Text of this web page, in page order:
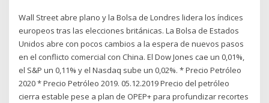
Wall Street abre plano y la Bolsa de Londres lidera los índices
europeos tras las elecciones británicas. La Bolsa de Estados
Unidos abre con pocos cambios a la espera de nuevos pasos
en el conflicto comercial con China. El Dow Jones cae un 0,01%,
el S&P un 0,11% y el Nasdaq sube un 0,02%. * Precio Petróleo
2020 * Precio Petróleo 2019. 05.12.2019 Precio del petróleo
cierra estable pese a plan de OPEP+ para profundizar recortes